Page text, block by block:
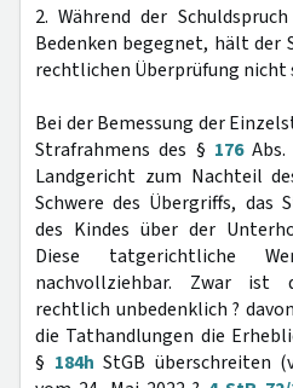
2. Während der
Bedenken begegnet, hält der
rechtlichen Überprüfung nicht
Bei der Bemessung der
Strafrahmens des § 176Abs.
Landgericht zum Nachteil
Schwere des Übergriffs, das
des Kindes über der
Diese tatgerichtliche
nachvollziehbar. Zwar ist
rechtlich unbedenklich ?
die Tathandlungen die
§ 184h StGB überschreiten